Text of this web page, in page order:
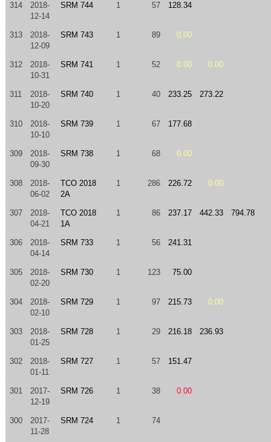
314
2018-
12-14
SRM 744 1 57 128.34
313
2018-
12-09
SRM 743 1 89 0.00
312
2018-
10-31
SRM 741 1 52 0.00 0.00
311
2018-
10-20
SRM 740 1 40 233.25 273.22
310
2018-
10-10
SRM 739 1 67 177.68
309
2018-
09-30
SRM 738 1 68 0.00
308
2018-
06-02
TCO 2018
2A
1 286 226.72 0.00
307
2018-
04-21
TCO 2018
1A
1 86 237.17 442.33 794.78
306
2018-
04-14
SRM 733 1 56 241.31
305
2018-
02-20
SRM 730 1 123 75.00
304
2018-
02-10
SRM 729 1 97 215.73 0.00
303
2018-
01-25
SRM 728 1 29 216.18 236.93
302
2018-
01-11
SRM 727 1 57 151.47
301
2017-
12-19
SRM 726 1 38 0.00
300
2017-
11-28
SRM 724 1 74